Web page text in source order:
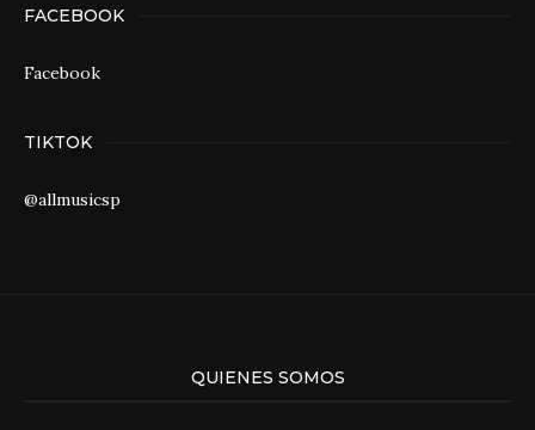
FACEBOOK
Facebook
TIKTOK
@allmusicsp
QUIENES SOMOS